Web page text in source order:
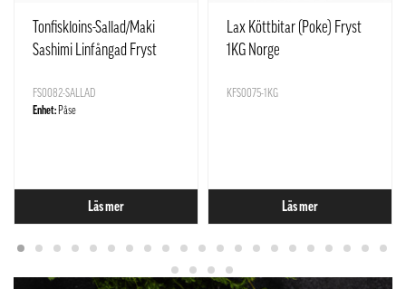
Tonfiskloins-Sallad/Maki
Sashimi Linfångad Fryst
FS0082-SALLAD
Enhet: Påse
Läs mer
Lax Köttbitar (Poke) Fryst
1KG Norge
KFS0075-1KG
Läs mer